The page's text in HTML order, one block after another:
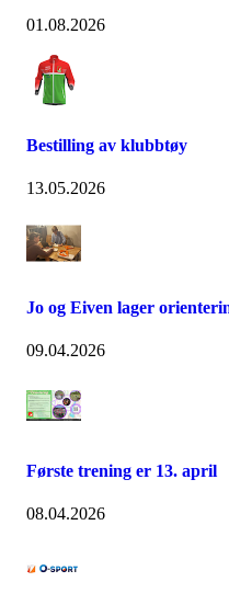
01.08.2026
Bestilling av klubbtøy
13.05.2026
Jo og Eiven lager
09.04.2026
Første trening er 13. april
08.04.2026